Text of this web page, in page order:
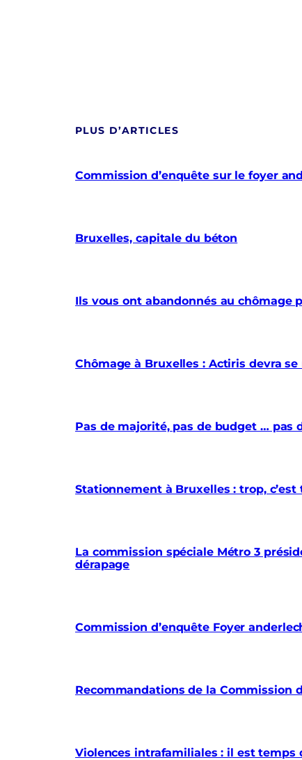
PLUS D’ARTICLES
Commission d’enquête sur le foyer
Bruxelles, capitale du béton
Ils vous ont abandonnés au chômage
Chômage à Bruxelles : Actiris devra
Pas de majorité, pas de budget … pas
Stationnement à Bruxelles : trop,
La commission spéciale Métro 3
dérapage
Commission d’enquête Foyer
Recommandations de la Commission
Violences intrafamiliales : il est temps